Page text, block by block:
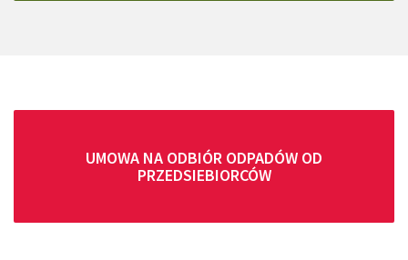
UMOWA NA ODBIÓR ODPADÓW OD
PRZEDSIEBIORCÓW